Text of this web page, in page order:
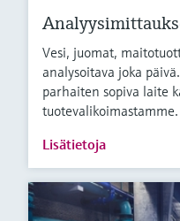
Vesi, juomat,
analysoitava joka
parhaiten sopiva laite
tuotevalikoimastamme.
Lisätietoja